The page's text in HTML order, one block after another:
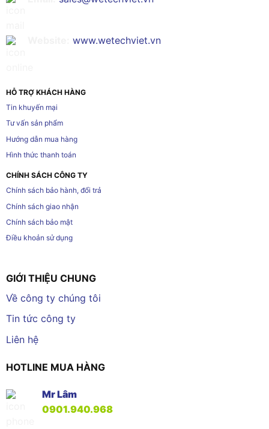
www.wetechviet.vn
HỖ TRỢ KHÁCH HÀNG
Tin khuyến mại
Tư vấn sản phẩm
Hướng dẫn mua hàng
Hình thức thanh toán
CHÍNH SÁCH CÔNG TY
Chính sách bảo hành, đổi trả
Chính sách giao nhận
Chính sách bảo mật
Điều khoản sử dụng
GIỚI THIỆU CHUNG
Về công ty chúng tôi
Tin tức công ty
Liên hệ
HOTLINE MUA HÀNG
Mr Lâm
0901.940.968